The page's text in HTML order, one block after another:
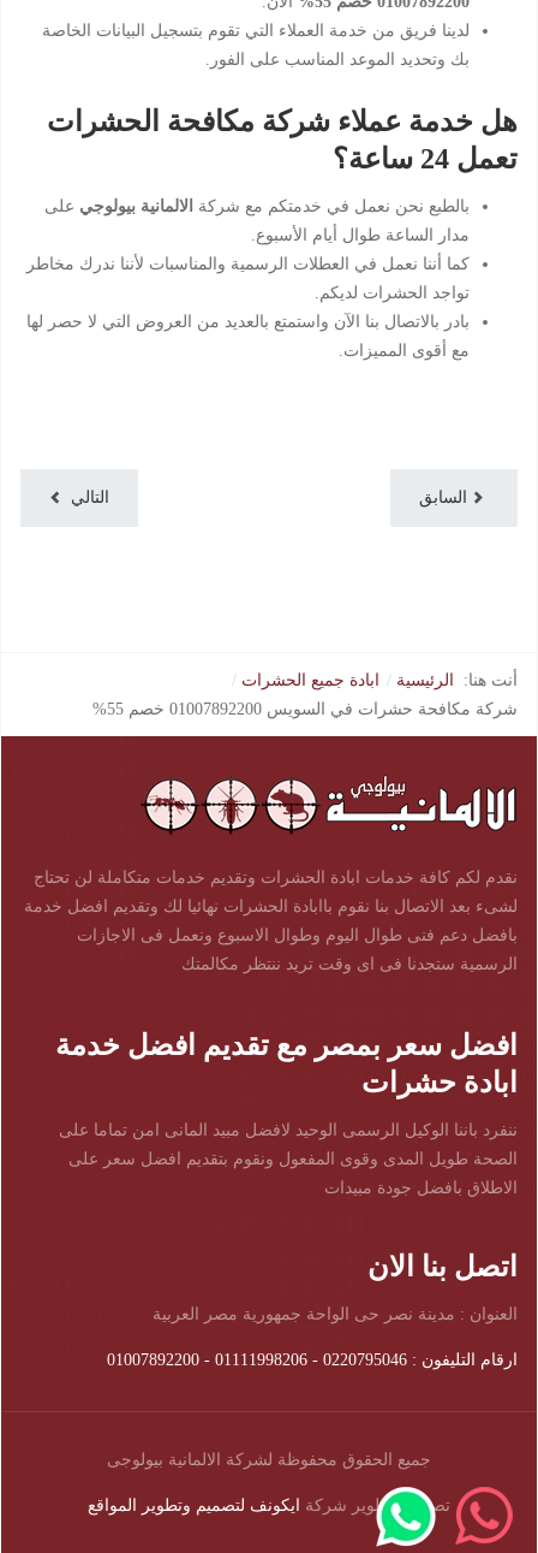
لدينا فريق من خدمة العملاء التي تقوم بتسجيل البيانات الخاصة
بك وتحديد الموعد المناسب على الفور.
هل خدمة عملاء شركة مكافحة الحشرات
تعمل 24 ساعة؟
بالطبع نحن نعمل في خدمتكم مع شركة الالمانية بيولوجي على
مدار الساعة طوال أيام الأسبوع.
كما أننا نعمل في العطلات الرسمية والمناسبات لأننا ندرك مخاطر
تواجد الحشرات لديكم.
بادر بالاتصال بنا الآن واستمتع بالعديد من العروض التي لا حصر لها
مع أقوى المميزات.
السابق التالي
أنت هنا: الرئيسية
ابادة جميع الحشرات
شركة مكافحة حشرات في السويس 01007892200 خصم 55%
نقدم لكم كافة خدمات ابادة الحشرات وتقديم خدمات متكاملة لن تحتاج
لشىء بعد الاتصال بنا نقوم باابادة الحشرات نهائيا لك وتقديم افضل خدمة
بافضل دعم فنى طوال اليوم وطوال الاسبوع ونعمل فى الاجازات
الرسمية ستجدنا فى اى وقت تريد ننتظر مكالمتك
افضل سعر بمصر مع تقديم افضل خدمة
ابادة حشرات
ننفرد باننا الوكيل الرسمى الوحيد لافضل مبيد المانى امن تماما على
الصحة طويل المدى وقوى المفعول ونقوم بتقديم افضل سعر على
الاطلاق بافضل جودة مبيدات
اتصل بنا الان
العنوان : مدينة نصر حى الواحة جمهورية مصر العربية
ارقام التليفون : 0220795046 - 01111998206 - 01007892200
جميع الحقوق محفوظة لشركة الالمانية بيولوجى
تصميم وتطوير شركة ايكونف لتصميم وتطوير المواقع